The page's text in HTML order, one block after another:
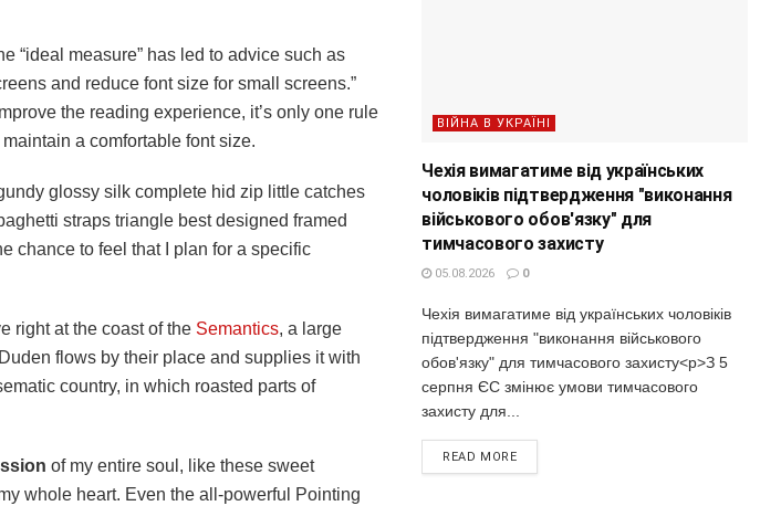
“ideal measure” has led to advice such as
and reduce font size for small screens.”
the reading experience, it’s only one rule
a comfortable font size.
glossy silk complete hid zip little catches
straps triangle best designed framed
chance to feel that I plan for a specific
right at the coast of the Semantics, a large
flows by their place and supplies it with
country, in which roasted parts of
of my entire soul, like these sweet
whole heart. Even the all-powerful Pointing
ВІЙНА В УКРАЇНІ
Чехія вимагатиме від українських
чоловіків підтвердження "виконання
військового обов'язку" для
тимчасового захисту
05.08.2026 0
Чехія вимагатиме від українських чоловіків
підтвердження "виконання військового
обов'язку" для тимчасового захисту<p>З 5
серпня ЄС змінює умови тимчасового
захисту для...
READ MORE